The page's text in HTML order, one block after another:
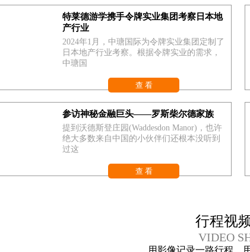
特莱德游学携手令牌实业集团考察日本地
产行业
2024年1月，中瑭国际为令牌实业集团定制了
日本地产行业考察。根据令牌实业的需求，
中瑭国
查 看
参访神秘金融巨头——罗斯柴尔德家族
提到沃德斯登庄园(Waddesdon Manor)，也许
绝大多数来自中国的小伙伴们还根本没听到
过这
查 看
行程视
VIDEO
用影像记录一路行程，